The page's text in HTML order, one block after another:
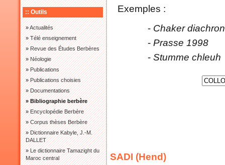
:: Outils
»Actualités
»Télé enseignement
»Revue des Études Berbères
»Néologie
»Publications
»Publications choisies
»Documentations
» Bibliographie berbère
»Encyclopédie Berbère
»Corpus thèses Berbère
»Dictionnaire Kabyle, J.-M.
DALLET
»Le dictionnaire Tamazight du
Maroc central
Exemples :
- Chaker
- Prasse 1998
- Stumme chleuh
SADI (Hend)